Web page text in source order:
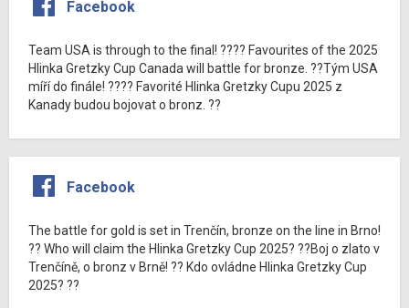
Facebook
Team USA is through to the final! ???? Favourites of the 2025
Hlinka Gretzky Cup Canada will battle for bronze. ??Tým USA
míří do finále! ???? Favorité Hlinka Gretzky Cupu 2025 z
Kanady budou bojovat o bronz. ??
Facebook
The battle for gold is set in Trenčín, bronze on the line in Brno!
?? Who will claim the Hlinka Gretzky Cup 2025? ??Boj o zlato v
Trenčíně, o bronz v Brně! ?? Kdo ovládne Hlinka Gretzky Cup
2025? ??